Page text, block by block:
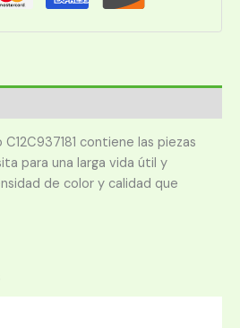
contiene las piezas
para una larga vida útil y
de color y calidad que